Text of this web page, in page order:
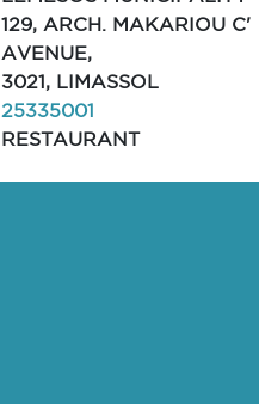
129, ARCH. MAKARIOU C'
AVENUE,
3021, LIMASSOL
25335001
RESTAURANT